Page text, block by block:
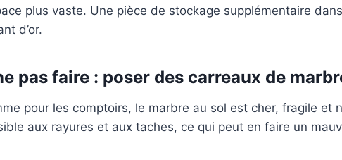
plus vaste. Une pièce de stockage supplémentaire
d’or.
pas faire : poser des carreaux de
pour les comptoirs, le marbre au sol est cher, fragile et
aux rayures et aux taches, ce qui peut en faire un